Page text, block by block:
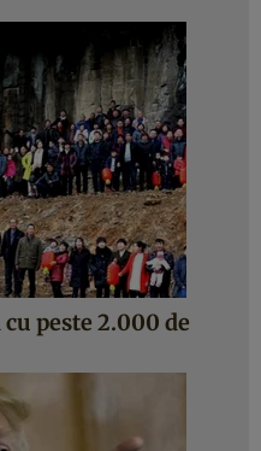
peste 2.000 de